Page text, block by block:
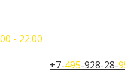
- 22:00
+7-495-928-28-